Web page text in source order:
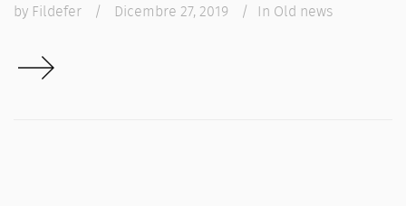
by Fildefer / Dicembre 27, 2019 / In Old news